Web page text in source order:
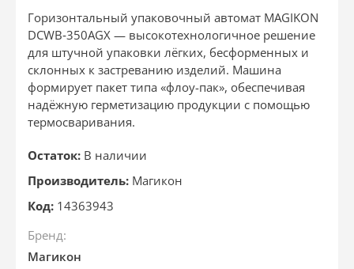
Горизонтальный упаковочный автомат MAGIKON
DCWB‐350AGX — высокотехнологичное решение
для штучной упаковки лёгких, бесформенных и
склонных к застреванию изделий. Машина
формирует пакет типа «флоу-пак», обеспечивая
надёжную герметизацию продукции с помощью
термосваривания.
Остаток: В наличии
Производитель: Магикон
Код: 14363943
Бренд:
Магикон